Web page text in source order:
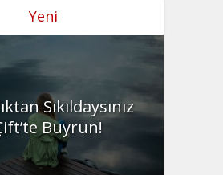
Yeni
Sıkıldaysınız
Buyrun!